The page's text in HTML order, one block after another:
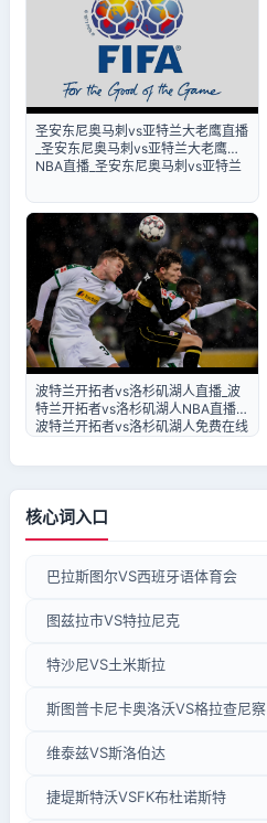
圣安东尼奥马刺vs亚特兰大老鹰直播
_圣安东尼奥马刺vs亚特兰大老鹰
NBA直播_圣安东尼奥马刺vs亚特兰
波特兰开拓者vs洛杉矶湖人直播_波
特兰开拓者vs洛杉矶湖人NBA直播_
波特兰开拓者vs洛杉矶湖人免费在线
核心词入口
巴拉斯图尔VS西班牙语体育会
图兹拉市VS特拉尼克
特沙尼VS土米斯拉
斯图普卡尼卡奥洛沃VS格拉查尼察
维泰兹VS斯洛伯达
捷堤斯特沃VSFK布杜诺斯特